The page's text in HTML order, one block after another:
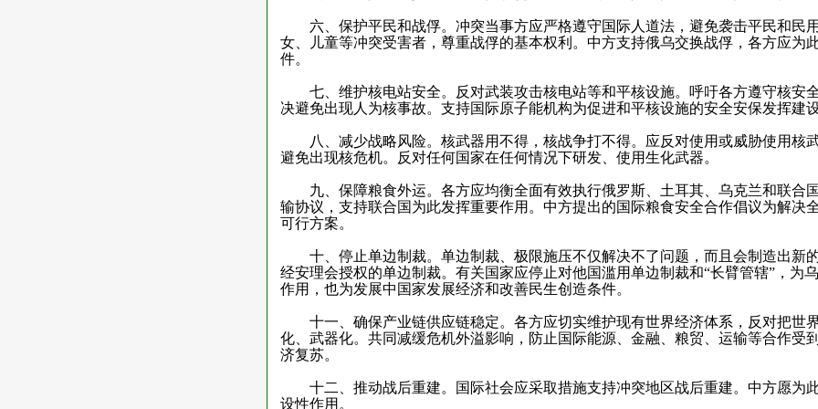
六、保护平民和战俘。冲突当事方应严格遵守国际人道法，避免袭击平民和民
女、儿童等冲突受害者，尊重战俘的基本权利。中方支持俄乌交换战俘，各方应为
件。
七、维护核电站安全。反对武装攻击核电站等和平核设施。呼吁各方遵守核安
决避免出现人为核事故。支持国际原子能机构为促进和平核设施的安全安保发挥建
八、减少战略风险。核武器用不得，核战争打不得。应反对使用或威胁使用核
避免出现核危机。反对任何国家在任何情况下研发、使用生化武器。
九、保障粮食外运。各方应均衡全面有效执行俄罗斯、土耳其、乌克兰和联合
输协议，支持联合国为此发挥重要作用。中方提出的国际粮食安全合作倡议为解决
可行方案。
十、停止单边制裁。单边制裁、极限施压不仅解决不了问题，而且会制造出新
经安理会授权的单边制裁。有关国家应停止对他国滥用单边制裁和“长臂管辖”，为
作用，也为发展中国家发展经济和改善民生创造条件。
十一、确保产业链供应链稳定。各方应切实维护现有世界经济体系，反对把世
化、武器化。共同减缓危机外溢影响，防止国际能源、金融、粮贸、运输等合作受
济复苏。
十二、推动战后重建。国际社会应采取措施支持冲突地区战后重建。中方愿为
设性作用。